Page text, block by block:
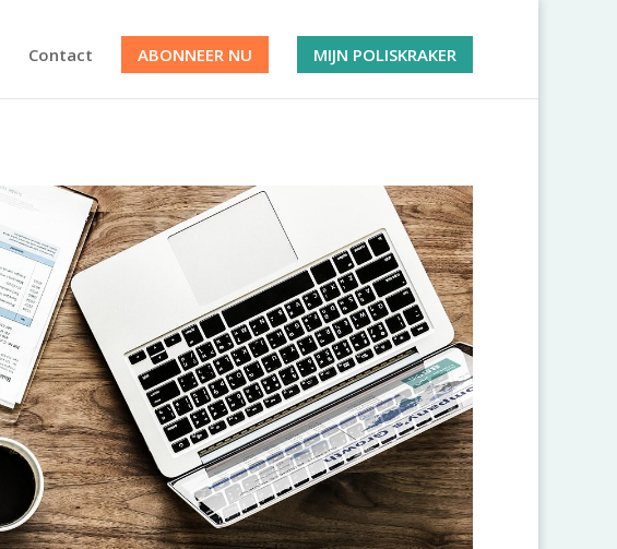
Contact ABONNEER NU MIJN POLISKRAKER